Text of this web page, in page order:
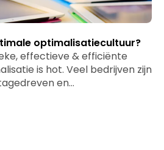
optimalisatiecultuur?
effectieve & efficiënte
is hot. Veel bedrijven zijn
en…